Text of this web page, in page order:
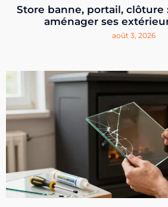
Store banne, portail,
aménager ses
août 3, 2026